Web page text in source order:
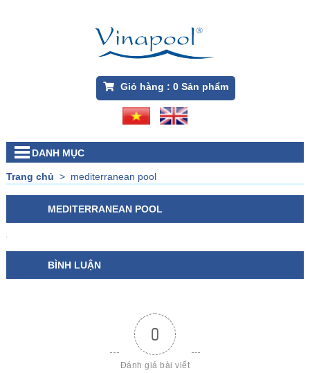
Giỏ hàng : 0Sản phẩm
DANH MỤC
Trang chủ > mediterranean pool
MEDITERRANEAN POOL
BÌNH LUẬN
0
Đánh giá bài viết